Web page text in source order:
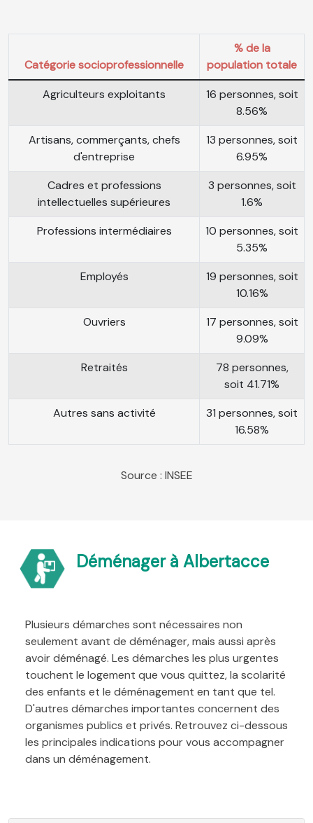
Catégorie socioprofessionnelle
% de la
population totale
Agriculteurs exploitants
16 personnes, soit
8.56%
Artisans, commerçants, chefs
d'entreprise
13 personnes, soit
6.95%
Cadres et professions
intellectuelles supérieures
3 personnes, soit
1.6%
Professions intermédiaires
10 personnes, soit
5.35%
Employés
19 personnes, soit
10.16%
Ouvriers
17 personnes, soit
9.09%
Retraités
78 personnes,
soit 41.71%
Autres sans activité
31 personnes, soit
16.58%
Source : INSEE
Déménager à Albertacce
Plusieurs démarches sont nécessaires non
seulement avant de déménager, mais aussi après
avoir déménagé. Les démarches les plus urgentes
touchent le logement que vous quittez, la scolarité
des enfants et le déménagement en tant que tel.
D'autres démarches importantes concernent des
organismes publics et privés. Retrouvez ci-dessous
les principales indications pour vous accompagner
dans un déménagement.